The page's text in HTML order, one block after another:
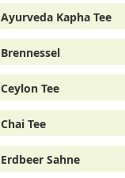
Ayurveda Kapha Tee
Brennessel
Ceylon Tee
Chai Tee
Erdbeer Sahne